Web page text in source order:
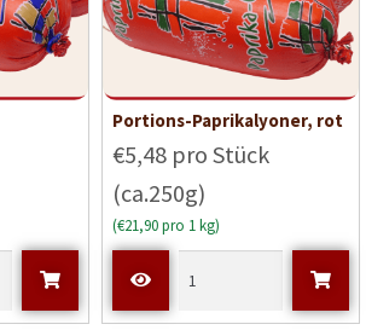
Portions-Paprikalyoner, rot
€5,48 pro Stück
(ca.250g)
(€21,90 pro 1 kg)